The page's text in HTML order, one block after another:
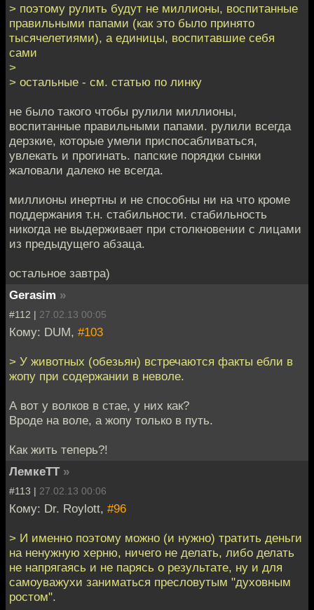
> поэтому рулить будут не миллионы, воспитанные
правильными папами (как это было принято
тысячелетиями), а единицы, воспитавшие себя
сами
>
> остальные - см. статью по линку
не было такого чтобы рулили миллионы,
воспитанные правильными папами. рулили всегда
дерзкие, которые умели приспосабливаться,
увлекать и прогинать. папские порядки сынки
жаловали далеко не всегда.
миллионы инертны и не способны ни на что кроме
поддержания т.н. стабильности. стабильность
никогда не выдерживает при столкновении с лицами
из предыдущего абзаца.
остальное завтра)
Gerasim »
#112 | 27.02.13 00:05
Кому: DUM, #103
> У животных (обезьян) встречаются факты ебли в
жопу при содержании в неволе.
А вот у волков в стае, у них как?
Вроде на воле, а жопу только в путь.
Как жить теперь?!
ЛемкеТТ »
#113 | 27.02.13 00:06
Кому: Dr. Roylott, #96
> И именно поэтому можно (и нужно) тратить деньги
на ненужную херню, ничего не делать, либо делать
не напрягаясь и не парясь о результате, ну и для
самоуважухи заниматься пресловутым "духовным
ростом".